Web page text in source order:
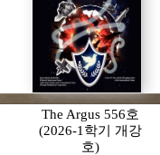
The Argus 556호
(2026-1학기 개강
호)